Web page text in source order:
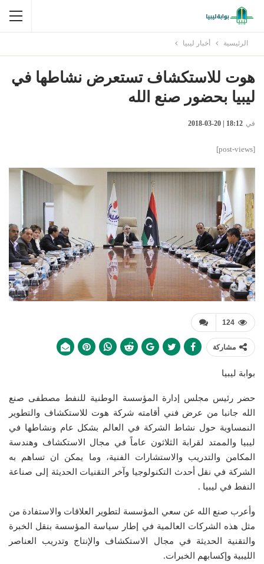
الرئيسية أخبار ليبيا
هوت للاستكشاف تستعرض نشاطها في
ليبيا بحضور صنع الله
في 18:12 | 20-03-2018
[post-views]
124
مشاركة
بوابة ليبيا
حضر رئيس مجلس إدارة المؤسسة الوطنية للنفط مصطفى صنع
الله جانبا من عرض فني أقامته شركة هوت للاستكشاف والتطوير
النمساوية حول نشاط الشركة في العالم بشكل عام ونشاطها في
ليبيا والممتد لقرابة الثلاثون عاماً في مجال الاستكشاف وهندسة
المكامن والتدريب والاستشارات الفنية، وما يمكن ان تساهم به
الشركة في نقل أحدث التكنولوجيا وآخر التقنيات الحديثة إلى صناعة
النفط في ليبيا .
وأعرب صنع الله عن سعي المؤسسة لتطوير العلاقات والاستفادة من
مثل هذه الشركات العالمية في إطار سياسة المؤسسة بنقل الخبرة
والتقنية الحديثة في مجال الاستكشاف والإنتاج وتدريب العناصر
الليبية وإكسابهم الخبرات.